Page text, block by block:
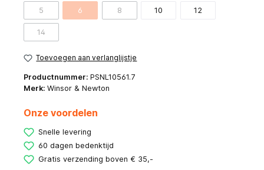
5 6 8 10 12
14
Toevoegen aan verlanglijstje
Productnummer: PSNL10561.7
Merk: Winsor & Newton
Onze voordelen
Snelle levering
60 dagen bedenktijd
Gratis verzending boven € 35,-